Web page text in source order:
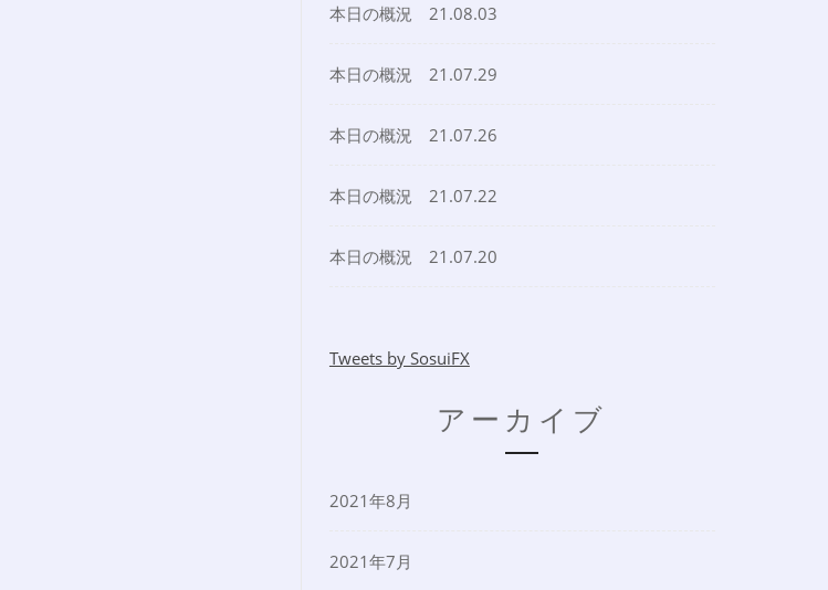
本日の概況 21.08.03
本日の概況 21.07.29
本日の概況 21.07.26
本日の概況 21.07.22
本日の概況 21.07.20
Tweets by SosuiFX
アーカイブ
2021年8月
2021年7月